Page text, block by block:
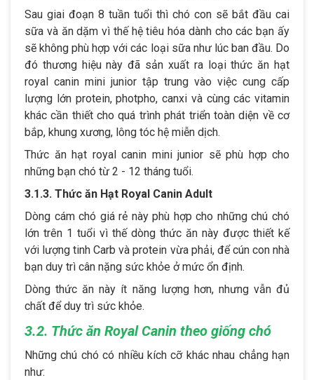
Sau giai đoạn 8 tuần tuổi thì chó con sẽ bắt đầu cai
sữa và ăn dặm vì thế hệ tiêu hóa dành cho các bạn ấy
sẽ không phù hợp với các loại sữa như lúc ban đầu. Do
đó thương hiệu này đã sản xuất ra loại thức ăn hạt
royal canin mini junior tập trung vào việc cung cấp
lượng lớn protein, photpho, canxi và cùng các vitamin
khác cần thiết cho quá trình phát triển toàn diện về cơ
bắp, khung xương, lông tóc hệ miễn dịch.
Thức ăn hạt royal canin mini junior sẽ phù hợp cho
những bạn chó từ 2 - 12 tháng tuổi.
3.1.3. Thức ăn Hạt Royal Canin Adult
Dòng cám chó giá rẻ này phù hợp cho những chú chó
lớn trên 1 tuổi vì thế dòng thức ăn này được thiết kế
với lượng tinh Carb và protein vừa phải, để cún con nhà
bạn duy trì cân nặng sức khỏe ở mức ổn định.
Dòng thức ăn này ít năng lượng hơn, nhưng vẫn đủ
chất để duy trì sức khỏe.
3.2. Thức ăn Royal Canin theo giống chó
Những chú chó có nhiều kích cỡ khác nhau chẳng hạn
như: